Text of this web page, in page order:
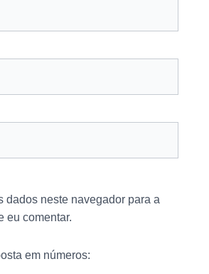
dados neste navegador para a
eu comentar.
em números: